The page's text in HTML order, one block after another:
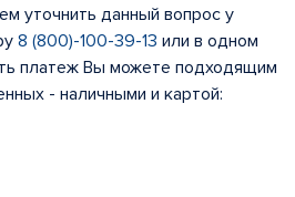
уточнить данный вопрос у
8 (800)-100-39-13 или в одном
платеж Вы можете подходящим
- наличными и картой: